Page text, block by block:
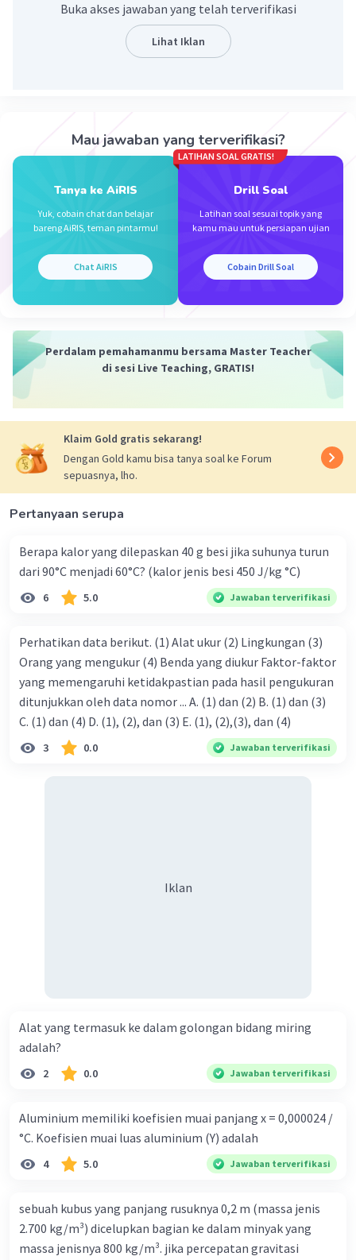
ΔV = V0 x 𝞬 x Δt
x 18 x 10 -5
= 0,0180 liter
Jadi volume air raksa yang tumpah adalah 0,0180
Dwi S Level 1
16 Januari 2024 04:32
Buka akses jawaban yang telah terverifikasi
Lihat Iklan
Mau jawaban yang terverifikasi?
Tanya ke AiRIS
Yuk, cobain chat dan belajar
bareng AiRIS, teman pintarmu!
Chat AiRIS
LATIHAN SOAL GRATIS!
Drill Soal
Latihan soal sesuai topik yang
kamu mau untuk persiapan ujian
Cobain Drill Soal
Perdalam pemahamanmu bersama Master Teacher
di sesi Live Teaching, GRATIS!
Klaim Gold gratis sekarang!
Dengan Gold kamu bisa tanya soal ke Forum
sepuasnya, lho.
Pertanyaan serupa
Berapa kalor yang dilepaskan 40 g besi jika suhunya turun
dari 90°C menjadi 60°C? (kalor jenis besi 450 J/kg °C)
6 5.0 Jawaban terverifikasi
Perhatikan data berikut. (1) Alat ukur (2) Lingkungan (3)
Orang yang mengukur (4) Benda yang diukur Faktor-faktor
yang memengaruhi ketidakpastian pada hasil pengukuran
ditunjukkan oleh data nomor ... A. (1) dan (2) B. (1) dan (3)
C. (1) dan (4) D. (1), (2), dan (3) E. (1), (2),(3), dan (4)
3 0.0 Jawaban terverifikasi
Iklan
Alat yang termasuk ke dalam golongan bidang miring
adalah?
2 0.0 Jawaban terverifikasi
Aluminium memiliki koefisien muai panjang x = 0,000024 /
°C. Koefisien muai luas aluminium (Y) adalah
4 5.0 Jawaban terverifikasi
sebuah kubus yang panjang rusuknya 0,2 m (massa jenis
2.700 kg/m³) dicelupkan bagian ke dalam minyak yang
massa jenisnya 800 kg/m³. jika percepatan gravitasi